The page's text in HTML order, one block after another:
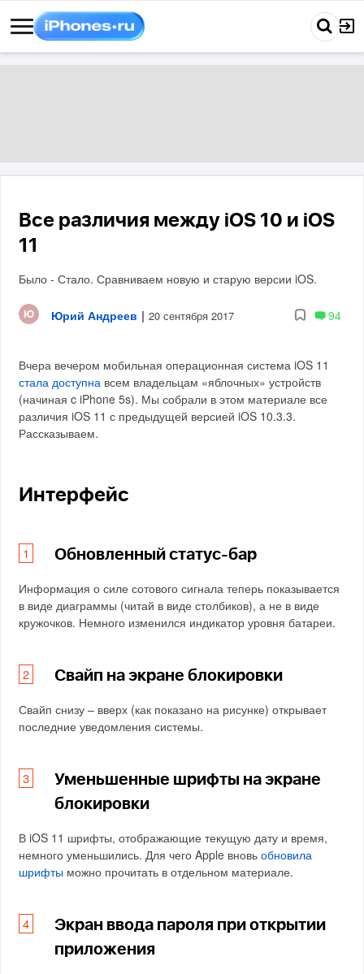
Все различия между iOS 10 и iOS
11
Было - Стало. Сравниваем новую и старую версии iOS.
Юрий Андреев | 20 сентября 2017 94
Вчера вечером мобильная операционная система iOS 11
стала доступна всем владельцам «яблочных» устройств
(начиная c iPhone 5s). Мы собрали в этом материале все
различия iOS 11 с предыдущей версией iOS 10.3.3.
Рассказываем.
Интерфейс
Обновленный статус-бар
Информация о силе сотового сигнала теперь показывается
в виде диаграммы (читай в виде столбиков), а не в виде
кружочков. Немного изменился индикатор уровня батареи.
Свайп на экране блокировки
Свайп снизу – вверх (как показано на рисунке) открывает
последние уведомления системы.
Уменьшенные шрифты на экране
блокировки
В iOS 11 шрифты, отображающие текущую дату и время,
немного уменьшились. Для чего Apple вновьобновила
шрифты можно прочитать в отдельном материале.
Экран ввода пароля при открытии
приложения